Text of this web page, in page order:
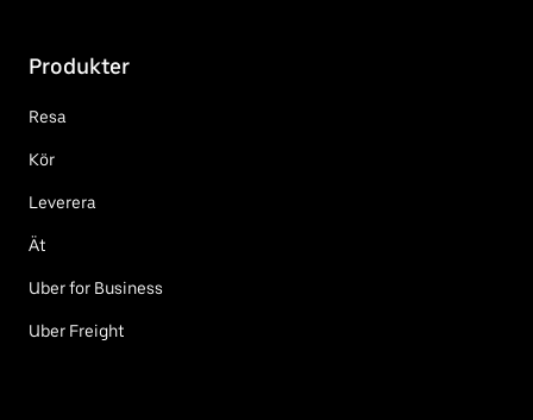
Produkter
Resa
Kör
Leverera
Ät
Uber for Business
Uber Freight